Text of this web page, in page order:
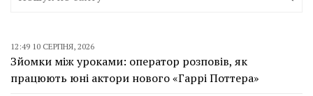
12:49 10 СЕРПНЯ, 2026
Зйомки між уроками: оператор розповів, як
працюють юні актори нового «Гаррі Поттера»